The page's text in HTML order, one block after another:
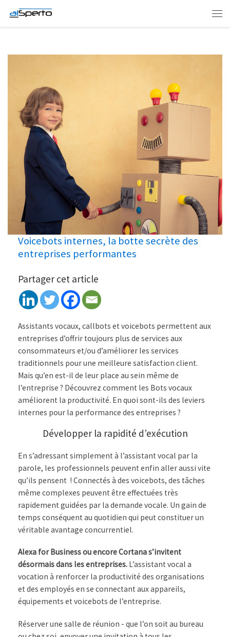
Skip to content
Voicebots internes, la botte secrète des
entreprises performantes
Partager cet article
Assistants vocaux, callbots et voicebots permettent aux
entreprises d’offrir toujours plus de services aux
consommateurs et/ou d’améliorer les services
traditionnels pour une meilleure satisfaction client.
Mais qu’en est-il de leur place au sein même de
l’entreprise ? Découvrez comment les Bots vocaux
améliorent la productivité. En quoi sont-ils des leviers
internes pour la performance des entreprises ?
Développer la rapidité d’exécution
En s’adressant simplement à l’assistant vocal par la
parole, les professionnels peuvent enfin aller aussi vite
qu’ils pensent ! Connectés à des voicebots, des tâches
même complexes peuvent être effectuées très
rapidement guidées par la demande vocale. Un gain de
temps conséquent au quotidien qui peut constituer un
véritable avantage concurrentiel.
Alexa for Business ou encore Cortana s’invitent
désormais dans les entreprises. L’assistant vocal a
vocation à renforcer la productivité des organisations
et des employés en se connectant aux appareils,
équipements et voicebots de l’entreprise.
Réserver une salle de réunion - que l’on soit au bureau